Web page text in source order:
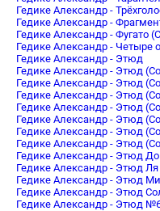
Гедике Александр -
Гедике Александр -
Гедике Александр - Фугато
Гедике Александр - Четыре
Гедике Александр - Этюд
Гедике Александр - Этюд
Гедике Александр - Этюд
Гедике Александр - Этюд
Гедике Александр - Этюд
Гедике Александр - Этюд
Гедике Александр - Этюд
Гедике Александр - Этюд
Гедике Александр - Этюд
Гедике Александр - Этюд
Гедике Александр - Этюд Ми
Гедике Александр - Этюд
Гедике Александр - Этюд